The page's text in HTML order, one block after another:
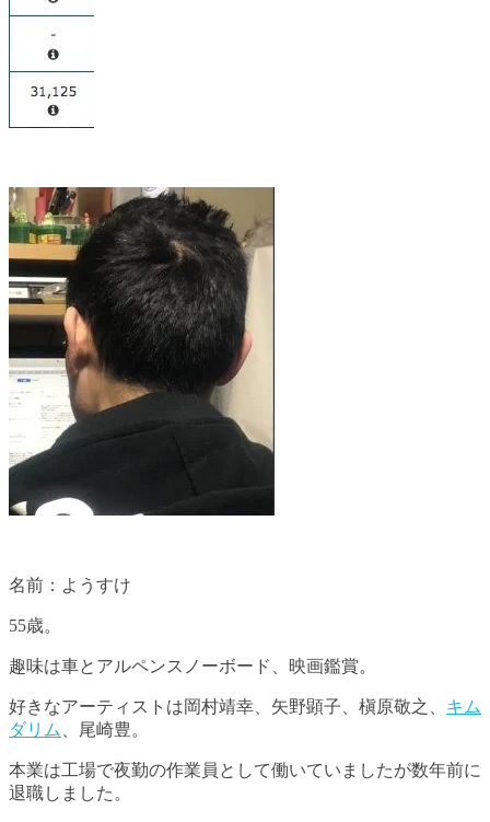
名前：ようすけ
55歳。
趣味は車とアルペンスノーボード、映画鑑賞。
好きなアーティストは岡村靖幸、矢野顕子、槇原敬之、 キム
ダリム
、尾崎豊。
本業は工場で夜勤の作業員として働いていましたが数年前に
退職しました。